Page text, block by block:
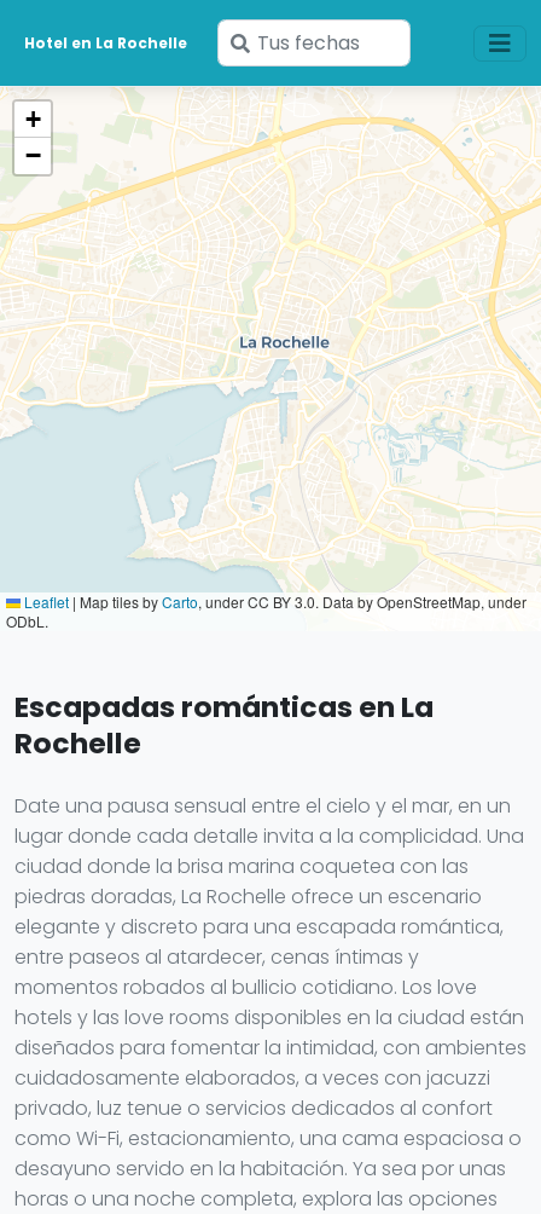
Hotel en La Rochelle
Ingresa
tus
fechas
+
−
Leaflet | Map tiles byCarto, under CC BY 3.0. Data by OpenStreetMap, under
ODbL.
Escapadas románticas en La
Rochelle
Date una pausa sensual entre el cielo y el mar, en un
lugar donde cada detalle invita a la complicidad. Una
ciudad donde la brisa marina coquetea con las
piedras doradas, La Rochelle ofrece un escenario
elegante y discreto para una escapada romántica,
entre paseos al atardecer, cenas íntimas y
momentos robados al bullicio cotidiano. Los love
hotels y las love rooms disponibles en la ciudad están
diseñados para fomentar la intimidad, con ambientes
cuidadosamente elaborados, a veces con jacuzzi
privado, luz tenue o servicios dedicados al confort
como Wi-Fi, estacionamiento, una cama espaciosa o
desayuno servido en la habitación. Ya sea por unas
horas o una noche completa, explora las opciones